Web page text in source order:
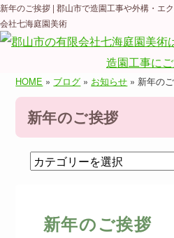
新年のご挨拶 | 郡山市で造園工事や外構・エ
会社七海庭園美術
HOME » ブログ » お知らせ » 新年の
新年のご挨拶
新年のご挨拶